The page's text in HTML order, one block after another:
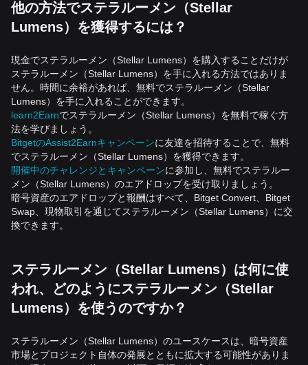
他の方法でステラルーメン（Stellar
Lumens）を獲得するには？
現金でステラルーメン（Stellar Lumens）を購入することだけが
ステラルーメン（Stellar Lumens）を手に入れる方法ではありま
せん。時間に余裕があれば、無料でステラルーメン（Stellar
Lumens）を手に入れることができます。
learn2Earnでステラルーメン（Stellar Lumens）を無料で稼ぐ方
法を学びましょう。
BitgetのAssist2Earnキャンペーンに友達を招待することで、無料
でステラルーメン（Stellar Lumens）を獲得できます。
開催中のチャレンジとキャンペーンに参加し、無料でステラルー
メン（Stellar Lumens）のエアドロップを受け取りましょう。
暗号資産のエアドロップと報酬はすべて、Bitget Convert、Bitget
Swap、現物取引を通じてステラルーメン（Stellar Lumens）に交
換できます。
ステラルーメン（Stellar Lumens）は何に使
われ、どのようにステラルーメン（Stellar
Lumens）を使うのですか？
ステラルーメン（Stellar Lumens）のユースケースは、暗号資産
市場とプロジェクト自体の発展とともに拡大する可能性がありま